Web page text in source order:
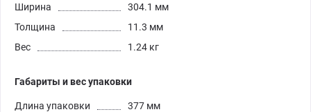
Ширина
304.1 мм
Толщина
11.3 мм
Вес
1.24 кг
Габариты и вес упаковки
Длина упаковки
377 мм